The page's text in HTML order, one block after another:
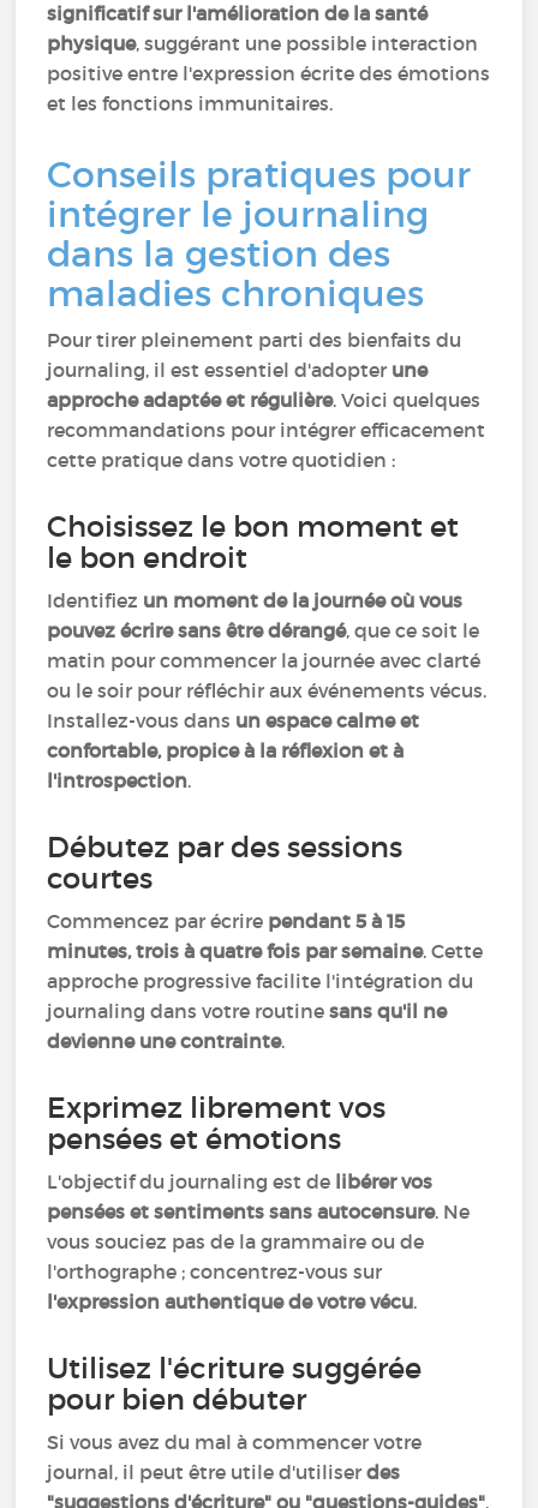
significatif sur l'amélioration de la santé
physique, suggérant une possible interaction
positive entre l'expression écrite des émotions
et les fonctions immunitaires.
Conseils pratiques pour
intégrer le journaling
dans la gestion des
maladies chroniques
Pour tirer pleinement parti des bienfaits du
journaling, il est essentiel d'adopter une
approche adaptée et régulière. Voici quelques
recommandations pour intégrer efficacement
cette pratique dans votre quotidien :
Choisissez le bon moment et
le bon endroit
Identifiez un moment de la journée où vous
pouvez écrire sans être dérangé, que ce soit le
matin pour commencer la journée avec clarté
ou le soir pour réfléchir aux événements vécus.
Installez-vous dans un espace calme et
confortable, propice à la réflexion et à
l'introspection.
Débutez par des sessions
courtes
Commencez par écrire pendant 5 à 15
minutes, trois à quatre fois par semaine. Cette
approche progressive facilite l'intégration du
journaling dans votre routinesans qu'il ne
devienne une contrainte.
Exprimez librement vos
pensées et émotions
L'objectif du journaling est de libérer vos
pensées et sentiments sans autocensure. Ne
vous souciez pas de la grammaire ou de
l'orthographe ; concentrez-vous sur
l'expression authentique de votre vécu.
Utilisez l'écriture suggérée
pour bien débuter
Si vous avez du mal à commencer votre
journal, il peut être utile d'utiliser des
"suggestions d'écriture" ou "questions-guides".